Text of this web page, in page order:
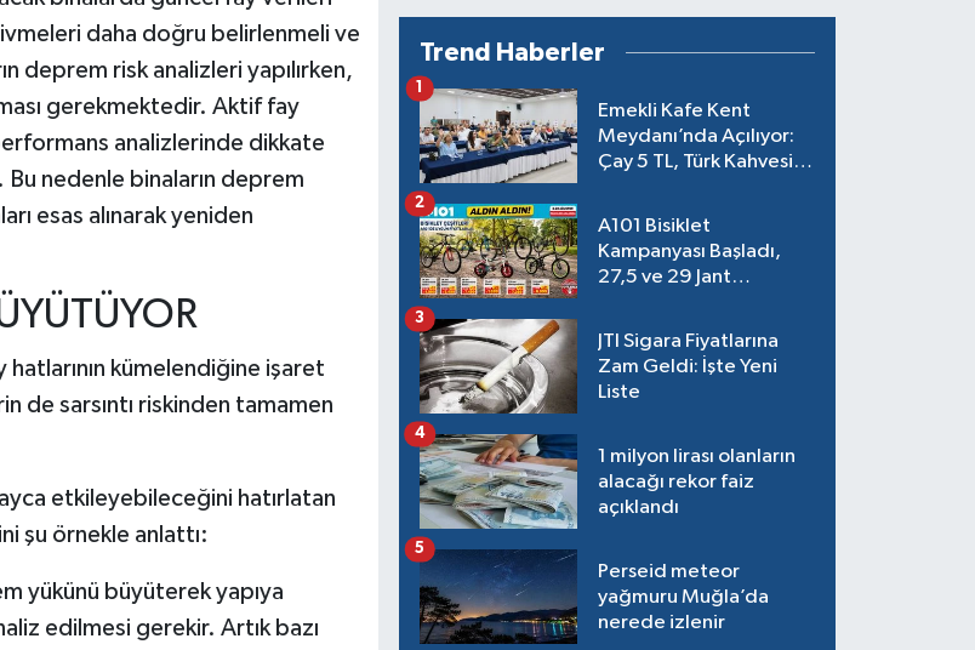
daha doğru belirlenmeli ve
deprem risk analizleri yapılırken,
gerekmektedir. Aktif fay
analizlerinde dikkate
Bu nedenle binaların deprem
esas alınarak yeniden
kümelendiğine işaret
de sarsıntı riskinden tamamen
etkileyebileceğini hatırlatan
şu örnekle anlattı:
yükünü büyüterek yapıya
edilmesi gerekir. Artık bazı
Trend Haberler
Emekli Kafe Kent
Meydanı’nda Açılıyor:
Çay 5 TL, Türk Kahvesi
1
A101 Bisiklet
Kampanyası Başladı,
27,5 ve 29 Jant
2
JTI Sigara Fiyatlarına
Zam Geldi: İşte Yeni
Liste
3
1 milyon lirası olanların
alacağı rekor faiz
açıklandı
4
Perseid meteor
yağmuru Muğla’da
nerede izlenir
5